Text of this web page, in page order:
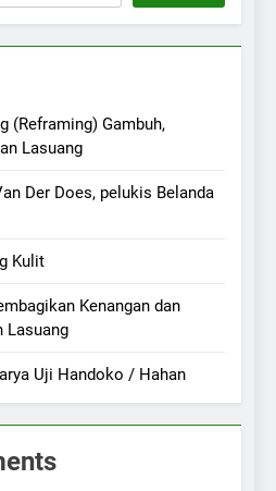
(Reframing) Gambuh,
Lasuang
Der Does, pelukis Belanda
Kulit
Kenangan dan
Lasuang
Uji Handoko / Hahan